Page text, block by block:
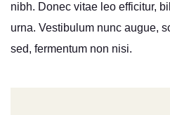
nibh. Donec vitae leo efficitur,
urna. Vestibulum nunc augue,
sed, fermentum non nisi.